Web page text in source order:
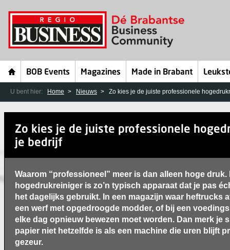
BOB Events Magazines Made in Brabant
U bent hier: Home Nieuws Zo kies je de juiste professionele
Zo kies je de juiste professionele
je bedrijf
Waarom “professioneel” meer is dan alleen hoge druk.
hogedrukreiniger is zo’n typisch apparaat dat je pas
het dagelijks gebruikt. In een magazijn waar heftrucks
een werf met opgedroogde modder, of bij een
elke dag opnieuw bewezen moet worden. Dan merk je
papier niet hetzelfde is als een machine die uren blijft
gezeur.